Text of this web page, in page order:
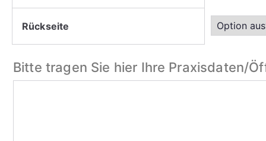
Rückseite
Bitte tragen Sie hier Ihre Praxisdaten/